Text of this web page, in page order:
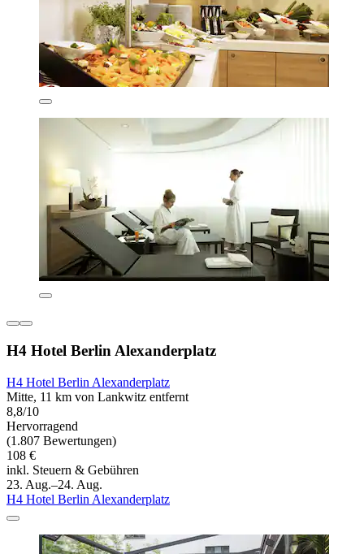
H4 Hotel Berlin Alexanderplatz
H4 Hotel Berlin Alexanderplatz
Mitte, 11 km von Lankwitz entfernt
8,8/10
Hervorragend
(1.807 Bewertungen)
108 €
inkl. Steuern & Gebühren
23. Aug.–24. Aug.
H4 Hotel Berlin Alexanderplatz